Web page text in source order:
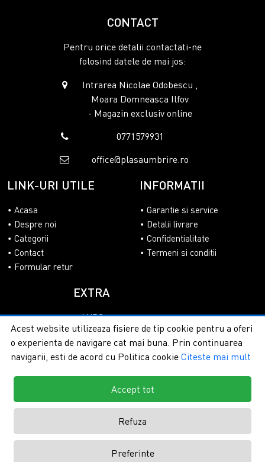
CONTACT
Pentru orice detalii contactati-ne
folosind datele de mai jos:
Intrarea Nicolae Odobescu ,
Moara Domneasca Ilfov
- Magazin exclusiv online
0771579931
office@plasaumbrire.ro
LINK-URI UTILE
Acasa
Despre noi
Categorii
Contact
Formular retur
INFORMATII
Garantie si service
Detalii livrare
Confidentialitate
Termeni si conditii
EXTRA
ANPC
SOL
Copyright © 2026 - PlasaUmbrire.ro | Toate drepturile
rezervate.Creare magazine online by ITeXclusiv.ro
Acest website utilizeaza fisiere de tip cookie pentru a oferi
o experienta de navigare cat mai buna. Prin continuarea
navigarii, esti de acord cu Politica cookie Citeste mai mult
Accept tot
Refuza
Preferinte